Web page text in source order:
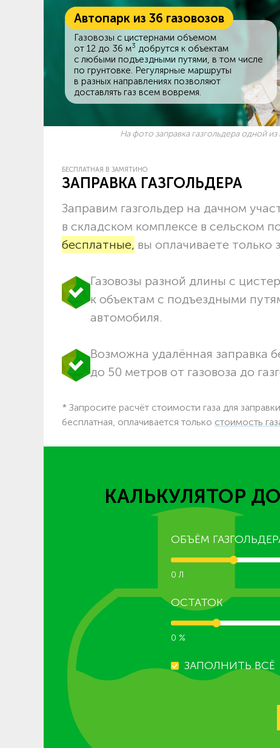
Автопарк из 36 газовозов
Газовозы с цистернами объемом
от 12 до 36 м3 добрутся к объектам
c любыми подъездными путями, в том числе
по грунтовке. Регулярные маршруты
в разных направлениях позволяют
доставлять газ всем вовремя.
На фото заправка газгольдера одной
БЕСПЛАТНАЯ В ЗАМЯТИНО
ЗАПРАВКА ГАЗГОЛЬДЕРА
Заправим газгольдер на дачном
в складском комплексе в сельском
бесплатные, вы оплачиваете только
Газовозы разной длины с
к объектам c подъездными
автомобиля.
Возможна удалённая заправка
до 50 метров от газовоза до
* Запросите расчёт стоимости газа для
бесплатная, оплачивается только стоимость
КАЛЬКУЛЯТОР
ОБЪЁМ
0 Л
ОСТАТОК
0 %
ЗАПОЛНИТЬ ВСЁ